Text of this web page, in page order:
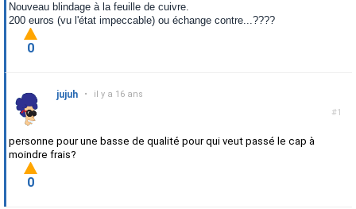
Nouveau blindage à la feuille de cuivre.
200 euros (vu l'état impeccable) ou échange contre...????
0
#1
jujuh • il y a 16 ans
personne pour une basse de qualité pour qui veut passé le cap à
moindre frais?
0